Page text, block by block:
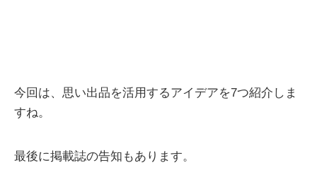
今回は、思い出品を活用するアイデアを7つ紹介しま
すね。
最後に掲載誌の告知もあります。